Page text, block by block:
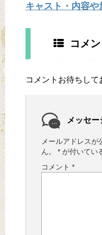
キャスト・内容や
コメン
コメントお待ちして
メッセー
メールアドレス
ん。
* が付いてい
コメント *